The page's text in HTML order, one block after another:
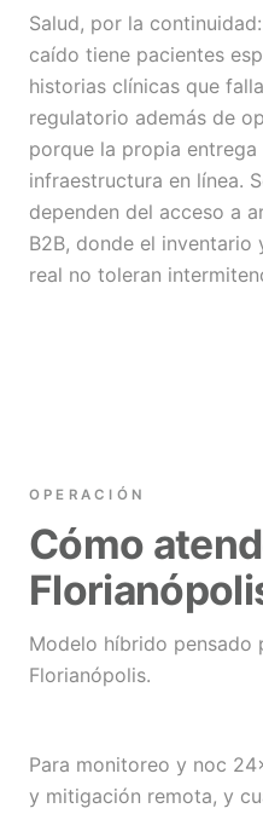
Salud, por la
caído tiene pacientes
historias clínicas que
regulatorio además de
porque la propia
infraestructura en línea.
dependen del acceso a
B2B, donde el
real no toleran
OPERACIÓN
Cómo
Modelo híbrido pensado
Florianópolis.
Para monitoreo y noc
y mitigación remota, y